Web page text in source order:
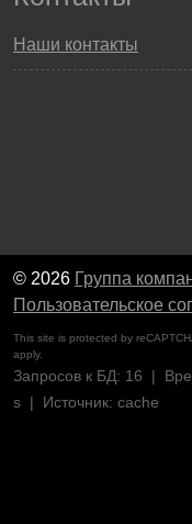
Наши контакты
© 2026 Группа
Пользовательское
This site is protected by
apply.
Запросов к БД: 16 |
s | Источник: cache